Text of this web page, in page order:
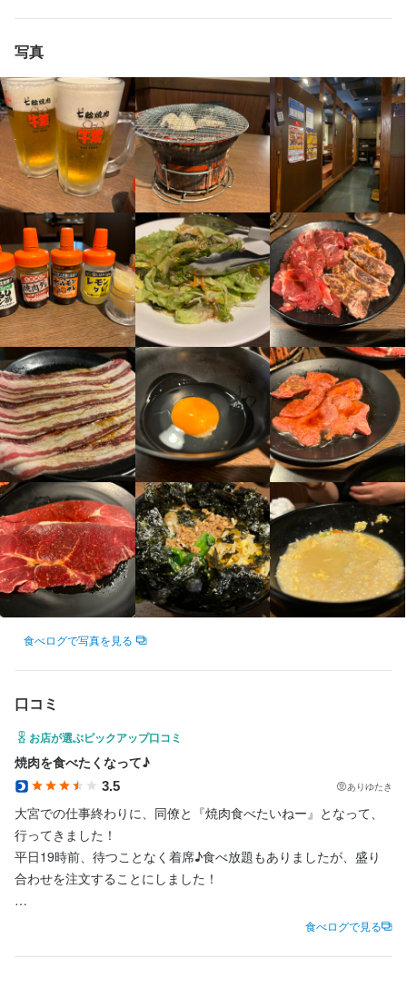
選中落ちカルビ」や、
手間暇かけた「牛繁カルビ」などなど…
牛繁は、国内で！海外で！リーズナブルに提供する為の努力を怠
りません。
【こだわりのタレ】
昭和63年創業以来、改良に改良を重ねた「秘伝のタレ」は３種
類。
醤油ダレは自然なコクで自慢ですが、味噌ダレは、海外で絶賛さ
れた逸品。
牛タンに最適なレモンダレも用意しております。
写真
食べログで写真を見る
口コミ
お店が選ぶピックアップ口コミ
焼肉を食べたくなって♪
3.5 ありゆたき
大宮での仕事終わりに、同僚と『焼肉食べたいねー』となって、
行ってきました！
平日19時前、待つことなく着席♪食べ放題もありましたが、盛り
合わせを注文することにしました！
牛カルビ・牛ロース・豚カルビ・鶏カルビ・鶏トロの盛り合わ
食べログで見る
【土曜・日曜定休＆長期休暇アリ】
土曜・日曜が定休日なので、ご家族やご友人と休みを合わせられ
ます。ゴールデンウィークや夏季休暇、年末年始なども取得でき
ます。
身に付くスキル
高級食材の知識 英会話 肉の知識 サービスマナー テーブルマナー
店舗運営
メニュー開発
仕入れ・食材の目利き
応募資格
歓迎スキル・経験
コミュニケーション能力 飲食店での調理経験 飲食店での接客経験
**広報・販促経験**（業界不問）：特に飲食業界での経験があれば
尚良し
**SNS運営スキル**: InstagramやTwitterなどの運営経験
**コピーライティング・クリエイティブ制作**: 魅力的なコンテン
ツ作成能力
**チームとの連携**: 他部署との協力やコミュニケーション能力
求める人物像
・美味しい料理で人を喜ばせたい方
・好奇心を持って仕事に取り組める方
・誠実に仕事に取り組める方
元氣七輪焼肉 牛繁 大宮西口DOM店
勤務地
埼玉県さいたま市大宮区桜木町2-6 DOMPART2グルメプラザ 1F
035-367-2429
ーション高く働ける環境です。
【土曜・日曜定休＆長期休暇アリ】
土曜・日曜が定休日なので、ご家族やご友人と休みを合わせられ
ます。ゴールデンウィークや夏季休暇、年末年始なども取得でき
ます。
身に付くスキル
高級食材の知識 英会話 肉の知識 サービスマナー テーブルマナー
店舗運営
メニュー開発
仕入れ・食材の目利き
応募資格
歓迎スキル・経験
コミュニケーション能力 飲食店での調理経験 飲食店での接客経験
■ 求めるスキル・経験
- 給与計算の実務経験（業界不問）
- Excelや給与ソフトを使った業務経験
- チームで協力しながら業務を進める意欲のある方
求める人物像
・美味しい料理で人を喜ばせたい方
・誠実に仕事に取り組める方
・チームで仕事することに意欲的な方
選考の流れ
応募後、原則２営業日以内に返信しております。１回の面接を経
て内定となります。気兼ねなくご相談ください。
お店の採用担当者からのメッセージ
少しでも興味をお持ちでしたら、ぜひお気軽にご応募ください。
一度、カジュアルにお話しましょう。ご応募を心よりお待ちして
おります。
この仕事のおすすめポイント
【成果に応じた昇給アリ】
目標の達成度合いやスキルアップの度合いによって、給与はどん
どんアップしていきます。ボーナス支給もあるので、毎日モチベ
ーション高く働ける環境です。
【土曜・日曜定休＆長期休暇アリ】
土曜・日曜が定休日なので、ご家族やご友人と休みを合わせられ
ます。ゴールデンウィークや夏季休暇、年末年始なども取得でき
ます。
身に付くスキル
高級食材の知識 英会話 肉の知識 サービスマナー テーブルマナー
店舗運営
メニュー開発
仕入れ・食材の目利き
応募資格
歓迎スキル・経験
コミュニケーション能力 飲食店での調理経験 飲食店での接客経験
■ 求めるスキル・経験
- 給与計算の実務経験（業界不問）
- Excelや給与ソフトを使った業務経験
- チームで協力しながら業務を進める意欲のある方
求める人物像
・美味しい料理で人を喜ばせたい方
・誠実に仕事に取り組める方
・チームで仕事することに意欲的な方
・海外の牛繁にも行ってみたい方
選考の流れ
応募後、原則２営業日以内に返信しております。１回の面接を経
て内定となります。気兼ねなくご相談ください。
この仕事のおすすめポイント
【成果に応じた昇給アリ】
目標の達成度合いやスキルアップの度合いによって、給与はどん
どんアップしていきます。ボーナス支給もあるので、毎日モチベ
ーション高く働ける環境です。
【土曜・日曜定休＆長期休暇アリ】
土曜・日曜が定休日なので、ご家族やご友人と休みを合わせられ
ます。ゴールデンウィークや夏季休暇、年末年始なども取得でき
ます。
身に付くスキル
高級食材の知識 英会話 肉の知識 サービスマナー テーブルマナー
店舗運営
メニュー開発
仕入れ・食材の目利き
応募資格
歓迎スキル・経験
コミュニケーション能力 飲食店での調理経験 飲食店での接客経験
■ 求めるスキル・経験
**広報・販促経験**（業界不問）：特に飲食業界での経験があれば
尚良し
**SNS運営スキル**: InstagramやTwitterなどの運営経験
**コピーライティング・クリエイティブ制作**: 魅力的なコンテン
**チームとの連携**: 他部署との協力やコミュニケーション能力
・美味しい料理で人を喜ばせたい方
・好奇心を持って仕事に取り組める方
・チームで仕事することに意欲的な方
・海外の牛繁にも行ってみたい方